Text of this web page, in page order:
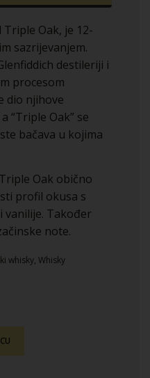
Triple Oak, je 12-
sazrijevanjem.
destileriji i
procesom
dio njihove
“Triple Oak” se
bačava u kojima
Oak obično
profil okusa s
vanilije. Također
note.
whisky, Whisky